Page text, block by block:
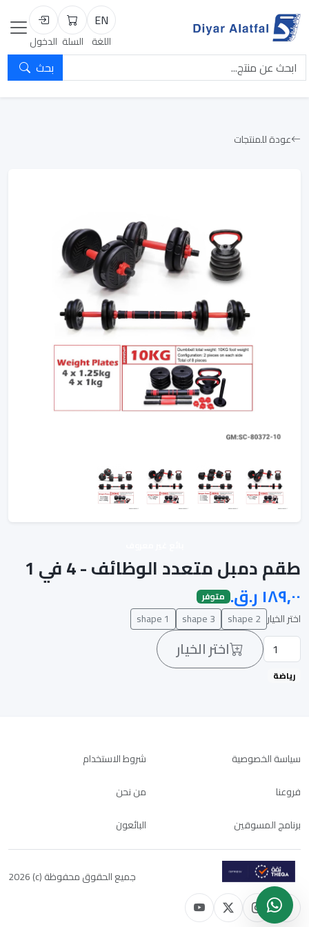
EN
اللغة
السلة
السلة
تسجيل
الدخول
بحث
عودة للمنتجات
طقم دمبل متعدد الوظائف - 4 في 1
متوفر
اختر الخيار shape 2
shape 3
shape 1
اختر الخيار
رياضة
سياسة الخصوصية
شروط الاستخدام
فروعنا
من نحن
برنامج المسوقين
البائعون
جميع الحقوق محفوظة (c) 2026